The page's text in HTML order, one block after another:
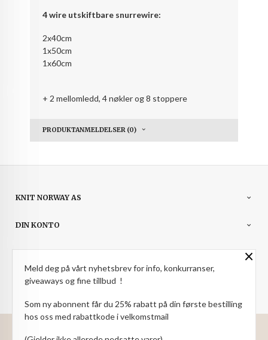
4 wire utskiftbare snurrewire:
2x40cm
1x50cm
1x60cm
+ 2 mellomledd, 4 nøkler og 8 stoppere
PRODUKTANMELDELSER (0)
KNIT NORWAY AS
DIN KONTO
NYHETSBREV
PARTNERE
Valuta
×
Meld deg på vårt nyhetsbrev for info, konkurranser,
giveaways og fine tillbud !
Som ny abonnent får du 25% rabatt på din første bestilling
hos oss med rabattkode i velkomstmail